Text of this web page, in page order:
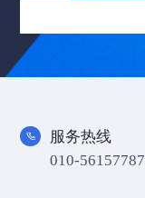
服务热线
010-56157787